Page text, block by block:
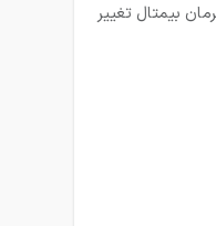
بیمتال تغییر